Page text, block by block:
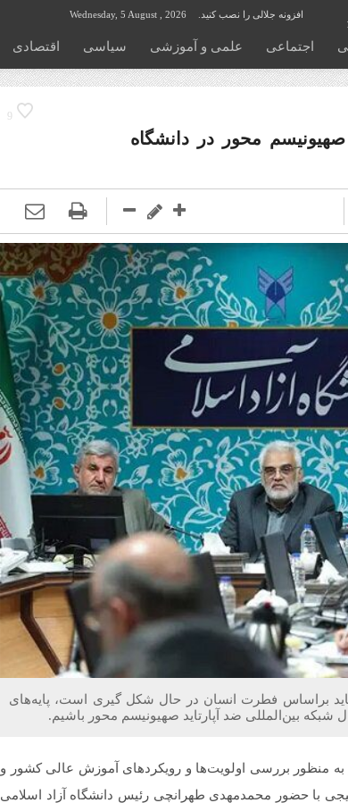
افزونه جلالی را نصب کنید. Wednesday, 5 August , 2026
اجتماعی علمی و آموزشی سیاسی اقتصادی
9
محور در دانشگاه
براساس فطرت انسان در حال شکل گیری است، پایه‌های
شبکه بین‌المللی ضد آپارتاید صهیونیسم محور باشیم.
منظور بررسی اولویت‌ها و رویکردهای آموزش عالی کشور و
با حضور محمدمهدی طهرانچی رئیس دانشگاه آزاد اسلامی